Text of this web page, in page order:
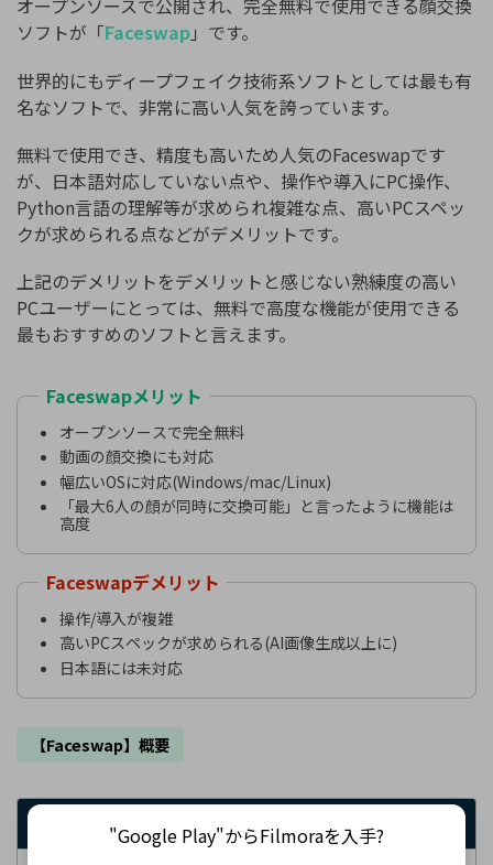
オープンソースで公開され、完全無料で使用できる顔交換
ソフトが「Faceswap」です。
世界的にもディープフェイク技術系ソフトとしては最も有
名なソフトで、非常に高い人気を誇っています。
無料で使用でき、精度も高いため人気のFaceswapです
が、日本語対応していない点や、操作や導入にPC操作、
Python言語の理解等が求められ複雑な点、高いPCスペッ
クが求められる点などがデメリットです。
上記のデメリットをデメリットと感じない熟練度の高い
PCユーザーにとっては、無料で高度な機能が使用できる
最もおすすめのソフトと言えます。
Faceswapメリット
オープンソースで完全無料
動画の顔交換にも対応
幅広いOSに対応(Windows/mac/Linux)
「最大6人の顔が同時に交換可能」と言ったように機能は
高度
Faceswapデメリット
操作/導入が複雑
高いPCスペックが求められる(AI画像生成以上に)
日本語には未対応
【Faceswap】概要
サービス名
Faceswap
"Google Play"からFilmoraを入手?